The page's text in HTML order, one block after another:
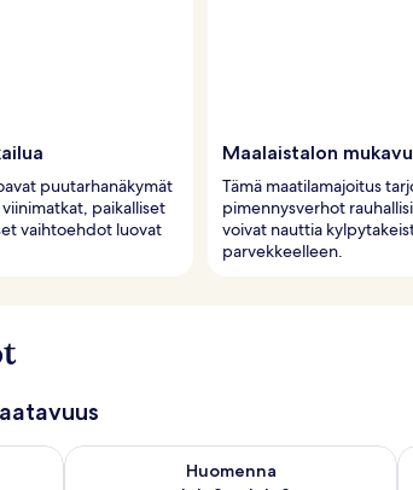
puutarhanäkymät
paikalliset
vaihtoehdot luovat
Maalaistalon
Tämä maatilamajoitus
pimennysverhot
voivat nauttia
parvekkeelleen.
7 - elok. 8
Huomenna
Tarkista huomisen saatavuus elok. 8 -